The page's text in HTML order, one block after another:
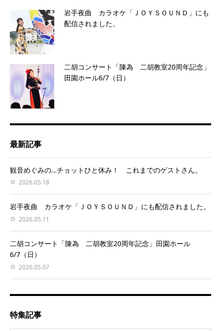
岩手夜曲 カラオケ「ＪＯＹＳＯＵＮＤ」にも
配信されました。
二胡コンサート「陳為 二胡教室20周年記念」
田園ホール6/7（日）
最新記事
観音めぐみの…チョットひと休み！ これまでのゲストさん。
2026.05.18
岩手夜曲 カラオケ「ＪＯＹＳＯＵＮＤ」にも配信されました。
2026.05.11
二胡コンサート「陳為 二胡教室20周年記念」田園ホール
6/7（日）
2026.05.07
特集記事